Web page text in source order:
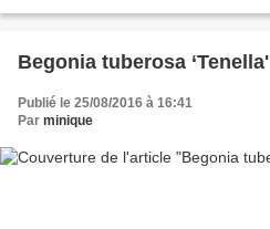
Begonia tuberosa ‘Tenella'
Publié le 25/08/2016 à 16:41
Par minique